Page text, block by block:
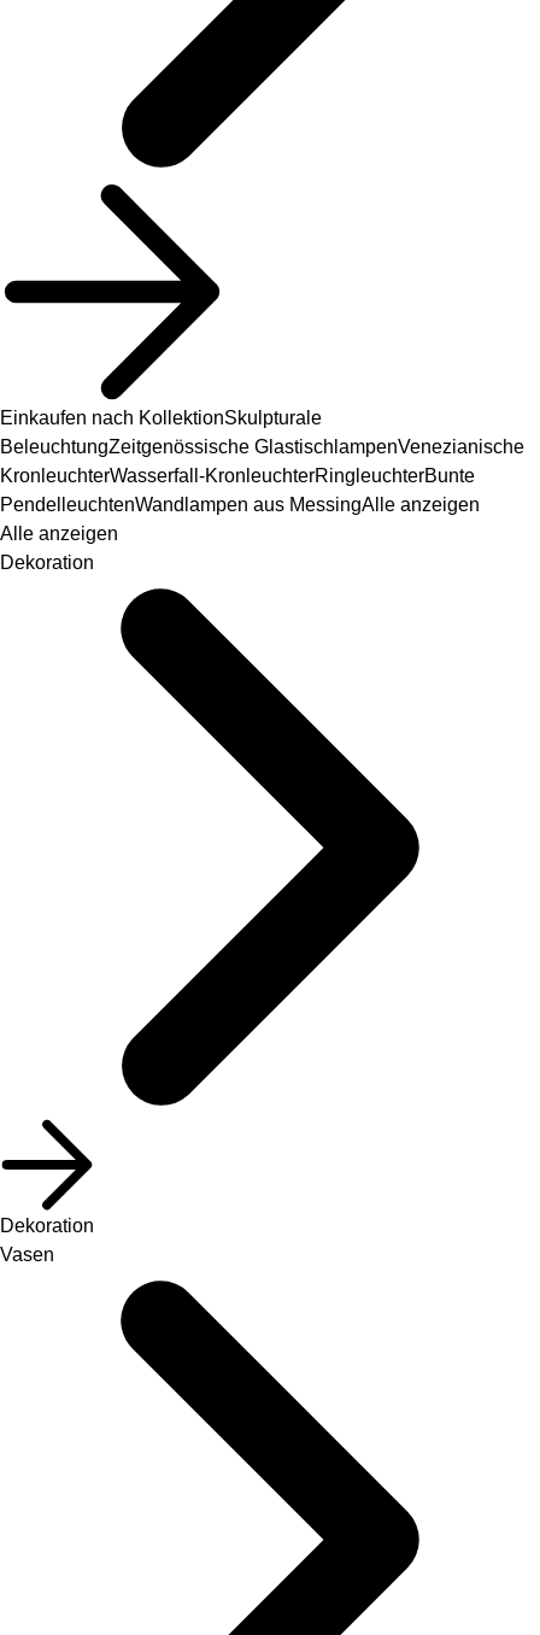
Einkaufen nach KollektionSkulpturale
BeleuchtungZeitgenössische GlastischlampenVenezianische
KronleuchterWasserfall-KronleuchterRingleuchterBunte
PendelleuchtenWandlampen aus MessingAlle anzeigen
Alle anzeigen
Dekoration
Dekoration
Vasen